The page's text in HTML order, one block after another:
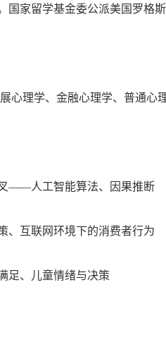
国家留学基金委公派美国罗格
心理学、 金融心理学、普通心
——人工智能算法、因果推断
、互联网环境下的消费者行为
、儿童情绪与决策